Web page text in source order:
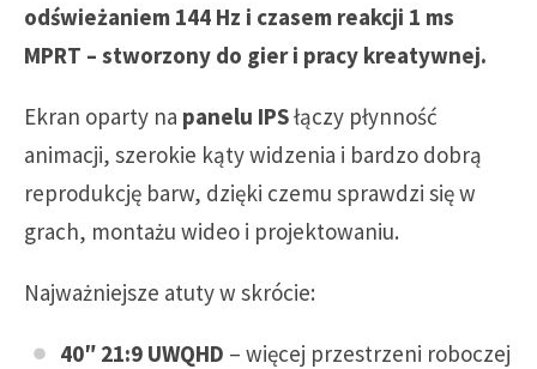
odświeżaniem 144 Hz i czasem reakcji 1 ms
MPRT – stworzony do gier i pracy kreatywnej.
Ekran oparty na panelu IPSłączy płynność
animacji, szerokie kąty widzenia i bardzo dobrą
reprodukcję barw, dzięki czemu sprawdzi się w
grach, montażu wideo i projektowaniu.
Najważniejsze atuty w skrócie:
40″ 21:9 UWQHD – więcej przestrzeni roboczej